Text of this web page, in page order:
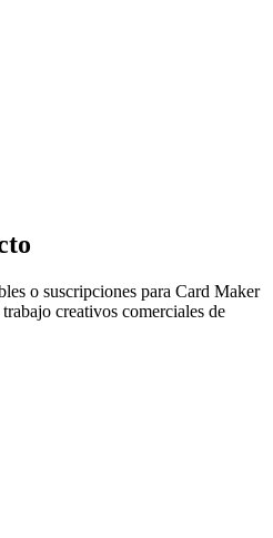
o suscripciones para Card Maker
creativos comerciales de